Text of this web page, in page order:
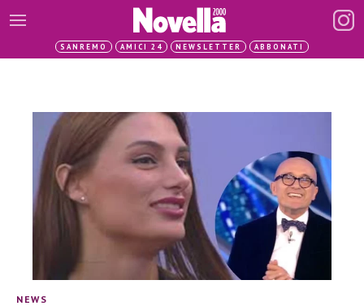
SANREMO AMICI 24 NEWSLETTER ABBONATI
NEWS